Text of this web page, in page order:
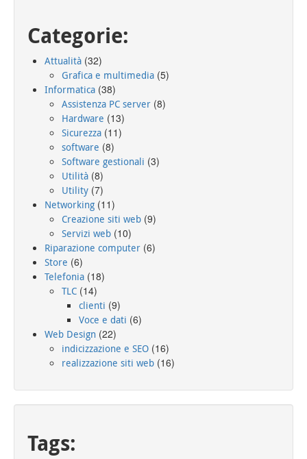
Categorie:
Attualità (32)
Grafica e multimedia (5)
Informatica (38)
Assistenza PC server (8)
Hardware (13)
Sicurezza (11)
software (8)
Software gestionali (3)
Utilità (8)
Utility (7)
Networking (11)
Creazione siti web (9)
Servizi web (10)
Riparazione computer (6)
Store (6)
Telefonia (18)
TLC (14)
clienti (9)
Voce e dati (6)
Web Design (22)
indicizzazione e SEO (16)
realizzazione siti web (16)
Tags: